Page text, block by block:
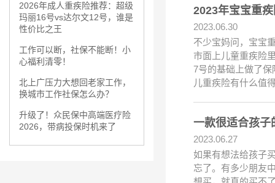
2026年成人重疾险推荐：超级
玛丽16号vs达尔文12号，谁是
性价比之王
工作可以断，社保不能断！小
心福利清零！
北上广压力大想回老家工作，
换城市工作社保怎么办？
升级了！众民保中高端医疗险
2026，带病投保时机来了
2023年宝宝重
2023.06.30
不少宝妈问，宝宝
市面上儿童重疾险
7号的基础上做了
儿重疾险有什么值
一款很适合孩子
2023.06.27
如果有想法给孩子
忘了。有多少朋友